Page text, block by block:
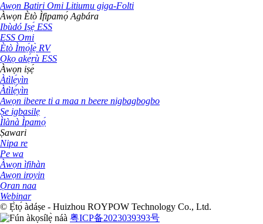
Awọn Batiri Omi Litiumu giga-Folti
Àwọn Ètò Ìfipamọ́ Agbára
Ibùdó Iṣẹ́ ESS
ESS Omi
Ètò Ìmọ́lẹ̀ RV
Ọkọ akẹ́rù ESS
Àwọn iṣẹ́
Àtìlẹ́yìn
Àtìlẹ́yìn
Awọn ibeere ti a maa n beere nigbagbogbo
Ṣe igbasilẹ
Ìlànà Ìpamọ́
Ṣawari
Nipa re
Pe wa
Àwọn ìfihàn
Awọn iroyin
Ọran naa
Webinar
© Ẹ̀tọ́ àdáṣe - Huizhou ROYPOW Technology Co., Ltd.
粤ICP备2023039393号